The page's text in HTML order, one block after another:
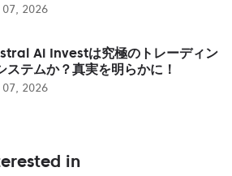
07, 2026
Ai Investは究極のトレーディン
ステムか？真実を明らかに！
07, 2026
in